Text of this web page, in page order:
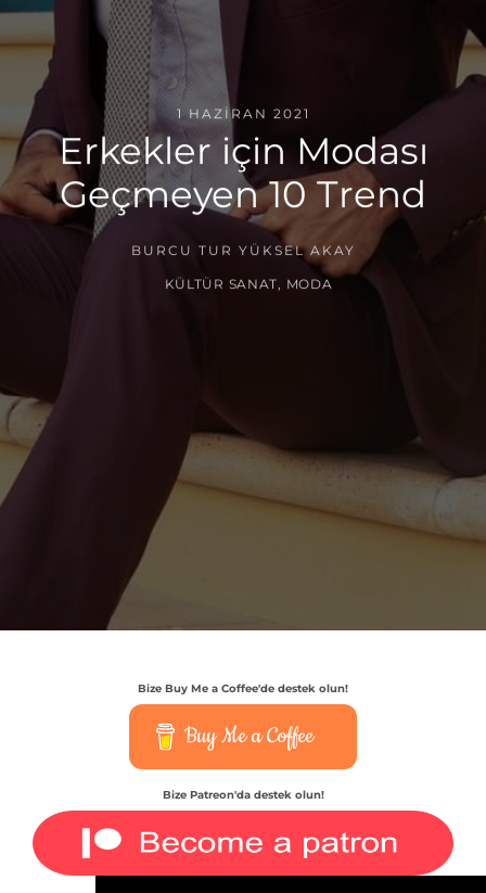
1 HAZIRAN 2021
Erkekler için Modası
Geçmeyen 10 Trend
BURCU TUR YÜKSEL AKAY
KÜLTÜR SANAT MODA
Bize Buy Me a Coffee'de destek olun!
Buy Me a Coffee
Bize Patreon'da destek olun!